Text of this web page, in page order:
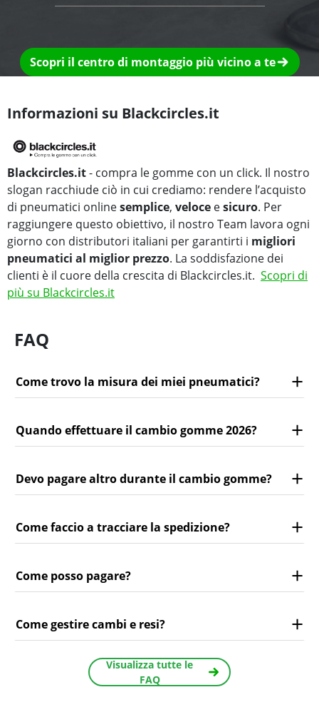
Scopri il centro di montaggio più vicino a te
Informazioni su Blackcircles.it
Blackcircles.it- compra le gomme con un click. Il nostro
slogan racchiude ciò in cui crediamo: rendere l’acquisto
di pneumatici onlinesemplice, veloce esicuro. Per
raggiungere questo obiettivo, il nostro Team lavora ogni
giorno con distributori italiani per garantirti i migliori
pneumatici al miglior prezzo. La soddisfazione dei
clienti è il cuore della crescita di Blackcircles.it. Scopri di
più su Blackcircles.it
FAQ
Come trovo la misura dei miei pneumatici?
Quando effettuare il cambio gomme 2026?
Devo pagare altro durante il cambio gomme?
Come faccio a tracciare la spedizione?
Come posso pagare?
Come gestire cambi e resi?
Visualizza tutte le
FAQ